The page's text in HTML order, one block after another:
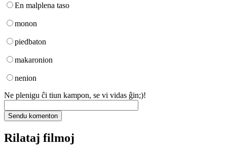
En malplena taso
monon
piedbaton
makaronion
nenion
Ne plenigu ĉi tiun kampon, se vi vidas ĝin;)!
Rilataj filmoj